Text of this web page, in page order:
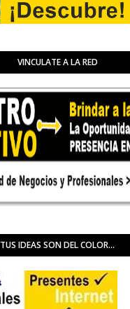
VINCULATE A LA RED
TUS IDEAS SON DEL COLOR...